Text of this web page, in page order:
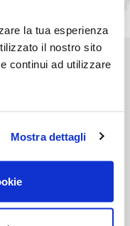
la tua esperienza
il nostro sito
continui ad utilizzare
Mostra dettagli